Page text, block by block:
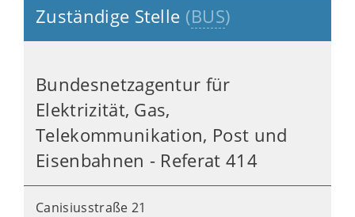
Zuständige Stelle (BUS)
Bundesnetzagentur für
Elektrizität, Gas,
Telekommunikation, Post und
Eisenbahnen - Referat 414
Canisiusstraße 21